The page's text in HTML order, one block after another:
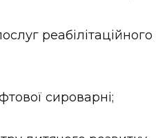
реабілітаційного
сироварні;